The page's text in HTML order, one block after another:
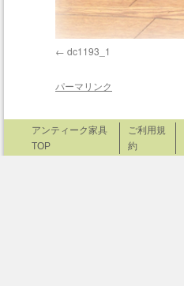
dc1193_1
パーマリンク
アンティーク家具
TOP
ご利用規
約